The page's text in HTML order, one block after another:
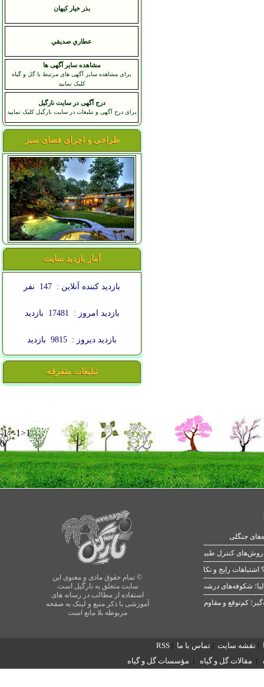
بذر خیار کیهان
عطاري صديقي
مشاهده سایر آگهی ها
برای مشاهده سایر آگهی های مرتبط با گل و گیاه
کلیک نمایید
درج آگهی در سایت نارگیل
برای درج آگهی و تبلیغات در سایت نارگیل کلیک نمایید
طراحی و اجرای فضای سبز
آمار بازدید سایت
بازدید کننده آنلاین : 147 نفر
بازدید امروز : 17481 بازدید
بازدید دیروز : 9815 بازدید
تبلیغات متفرقه
-1>-1>1
0
© تمام حقوق مادی و معنوی این
سایت متعلق به نارگیل است.
استفاده از مطالب در رسانه های
آموزشی با ذکر منبع و لینک به صفحه
مربوطه بلا مانع است
جنگلی
رایج و نکات طلایی
شکوفه‌های درشت در بهار
| نقشه سایت | تماس با ما |
RSS
| مقالات گل و گیاه | مؤسسات گل و گیاه